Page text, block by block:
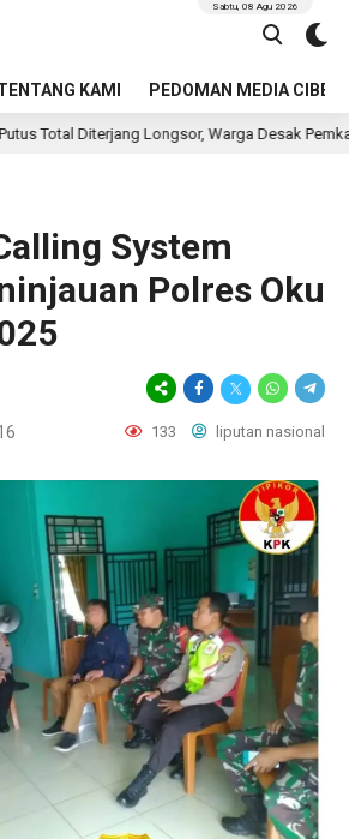
KAMI PEDOMAN MEDIA CIBER
Sabtu, 08 Agu 2026
Longsor, Warga Desak Pemkab Nias Selatan
System
Polres Oku
133 liputan nasional